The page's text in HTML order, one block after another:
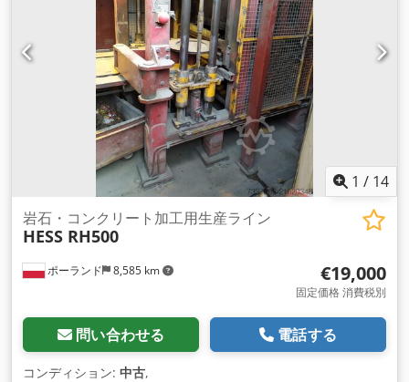
1 / 14
ポーランド 8,585 km
岩石・コンクリート加工用生産ライン
HESS RH500
€19,000
固定価格 消費税別
問い合わせる 電話する
コンディション: 中古,